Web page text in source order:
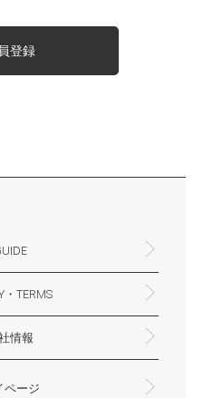
登録
問合せ
いて
採用情報サイトへ)
delivery)
・TERMS
ー表示
情報
条3-9-35
付は行っておりません
らお願いいたします
：00（金曜日は14：00ま
日いただきます。
日となりますので、ご了承
ページ